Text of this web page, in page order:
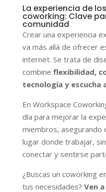
La experiencia de
coworking: Clave
comunidad
Crear una experiencia
va más allá de ofrecer
internet. Se trata de
combine flexibilidad,
tecnología y escucha
En Workspace
día para mejorar la
miembros, asegurando
lugar donde trabajar,
conectar y sentirse
¿Buscas un coworking
tus necesidades? Ven